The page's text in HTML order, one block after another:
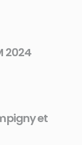
2024
et